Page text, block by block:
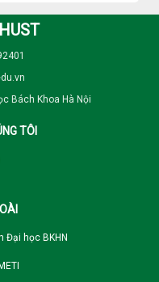
Bách Khoa Hà Nội
TÔI
Đại học BKHN